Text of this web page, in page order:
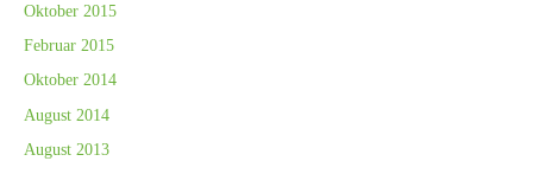
Oktober 2015
Februar 2015
Oktober 2014
August 2014
August 2013